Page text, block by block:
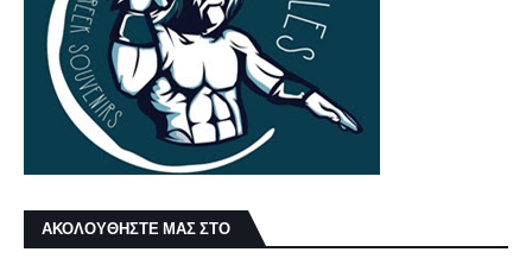
ΑΚΟΛΟΥΘΗΣΤΕ ΜΑΣ ΣΤΟ